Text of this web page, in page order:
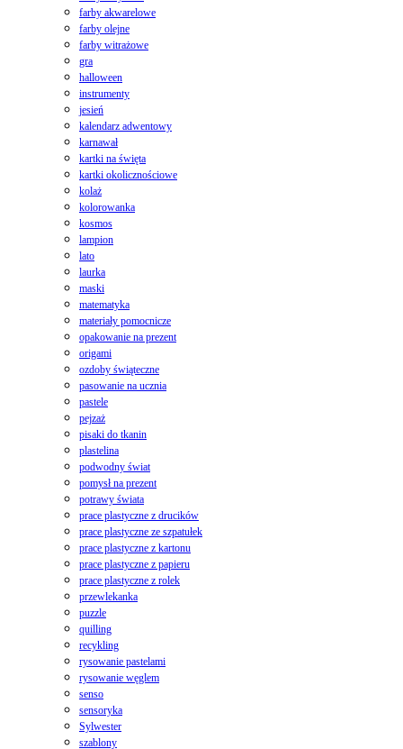
farby akwarelowe
farby olejne
farby witrażowe
gra
halloween
instrumenty
jesień
kalendarz adwentowy
karnawał
kartki na święta
kartki okolicznościowe
kolaż
kolorowanka
kosmos
lampion
lato
laurka
maski
matematyka
materiały pomocnicze
opakowanie na prezent
origami
ozdoby świąteczne
pasowanie na ucznia
pastele
pejzaż
pisaki do tkanin
plastelina
podwodny świat
pomysł na prezent
potrawy świata
prace plastyczne z drucików
prace plastyczne ze szpatułek
prace plastyczne z kartonu
prace plastyczne z papieru
prace plastyczne z rolek
przewlekanka
puzzle
quilling
recykling
rysowanie pastelami
rysowanie węglem
senso
sensoryka
Sylwester
szablony